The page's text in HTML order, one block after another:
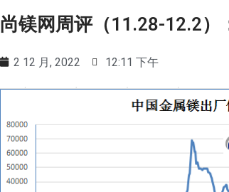
尚镁网周评（11.28-12.2）
2 12 月, 2022 12:11 下午